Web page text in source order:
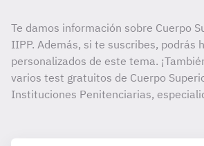
Te damos información sobre Cuerpo
IIPP. Además, si te suscribes, podrás
personalizados de este tema.
varios test gratuitos de Cuerpo
Instituciones Penitenciarias,